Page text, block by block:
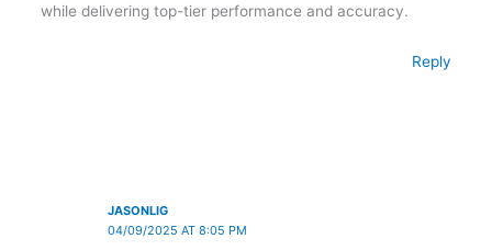
while delivering top-tier performance and accuracy.
Reply
JASONLIG
04/09/2025 AT 8:05 PM